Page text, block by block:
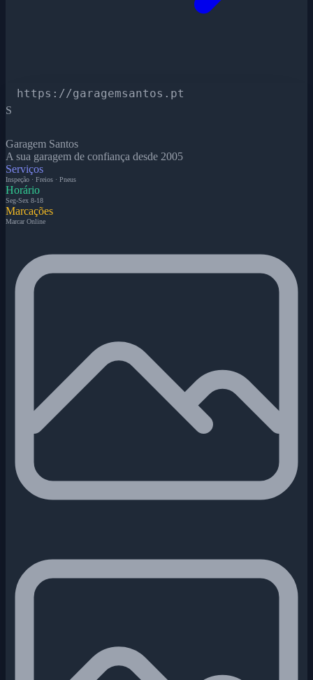
https://garagemsantos.pt
S
Garagem Santos
A sua garagem de confiança desde 2005
Serviços
Inspeção · Freios · Pneus
Horário
Seg-Sex 8-18
Marcações
Marcar Online